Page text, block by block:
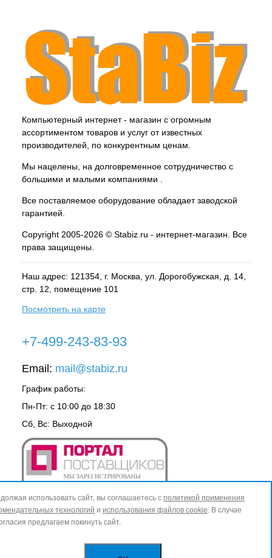
Компьютерный интернет - магазин с огромным
ассортиментом товаров и услуг от известных
производителей, по конкурентным ценам.
Мы нацелены, на долговременное сотрудничество с
большими и малыми компаниями .
Все поставляемое оборудование обладает заводской
гарантией.
Copyright 2005-2026 © Stabiz.ru - интернет-магазин. Все
права защищены.
Наш адрес: 121354, г. Москва , ул. Дорогобужская, д. 14,
стр. 12, помещение 101
Посмотреть на карте
+7-499-243-83-93
Email: mail@stabiz.ru
График работы:
Пн-Пт: с 10:00 до 18:30
Сб, Вс: Выходной
использовать сайт, вы соглашаетесь с политикой применения
технологий и использования файлов cookie. В случае
предлагаем покинуть сайт.